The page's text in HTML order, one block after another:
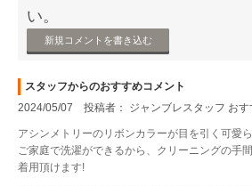
い。
新規コメントを書き込む
スタッフからのおすすめコメント
2024/05/07 投稿者： ジャンブレスタッフ おす
アシンメトリーのリボンカラーが目を引く可愛
ご家庭で洗濯ができるから、クリーニングの手
着用頂けます!